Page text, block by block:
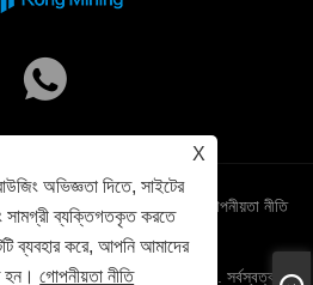
X
অভিজ্ঞতা দিতে, সাইটের
সামগ্রী ব্যক্তিগতকৃত করতে
ব্যবহার করে, আপনি আমাদের
হন।গোপনীয়তা নীতি
RSS গোপনীয়তা নীতি
Xinjinyi Technology Co., Ltd. সর্বস্বত্ব